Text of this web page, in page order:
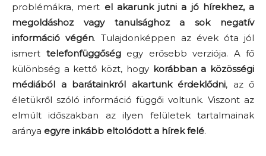
problémákra, mert el akarunk jutni a jó hírekhez, a
megoldáshoz vagy tanulsághoz a sok negatív
információ végén. Tulajdonképpen az évek óta jól
ismert telefonfüggőségegy erősebb verziója. A fő
különbség a kettő közt, hogy korábban a közösségi
médiából a barátainkról akartunk érdeklődni, az ő
életükről szóló információ függői voltunk. Viszont az
elmúlt időszakban az ilyen felületek tartalmainak
aránya egyre inkább eltolódott a hírek felé.